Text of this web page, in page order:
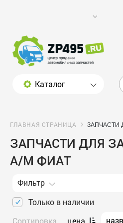
Каталог
ГЛАВНАЯ СТРАНИЦА ЗАПЧАСТИ
ЗАПЧАСТИ ДЛЯ
А/М ФИАТ
Фильтр
Только в наличии
Сортировка
цена